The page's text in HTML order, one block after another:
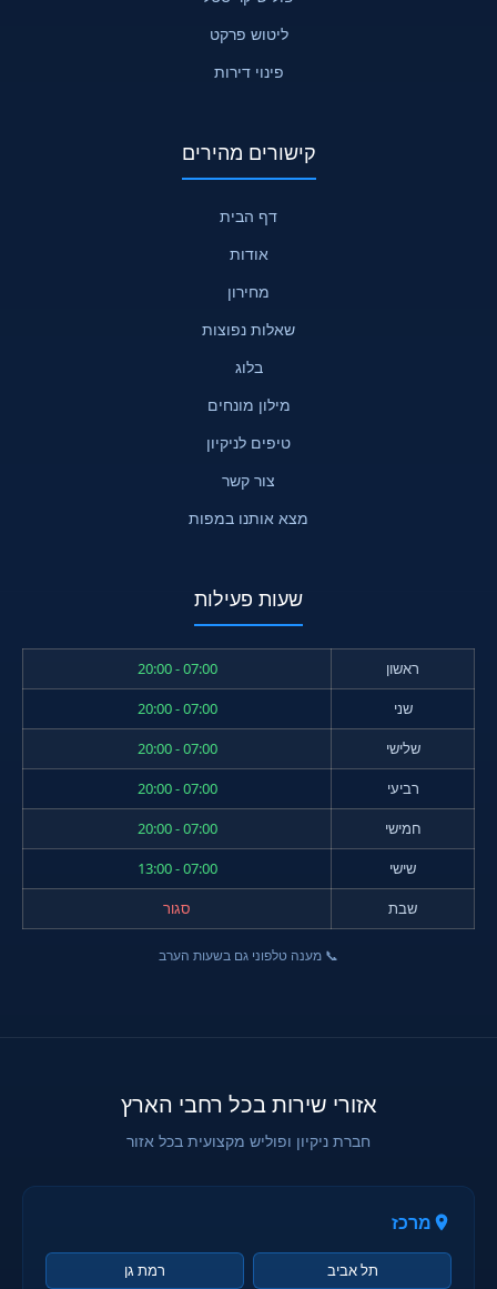
ליטוש פרקט
פינוי דירות
קישורים מהירים
דף הבית
אודות
מחירון
שאלות נפוצות
בלוג
מילון מונחים
טיפים לניקיון
צור קשר
מצא אותנו במפות
שעות פעילות
ראשון
07:00 - 20:00
שני
07:00 - 20:00
שלישי
07:00 - 20:00
רביעי
07:00 - 20:00
חמישי
07:00 - 20:00
שישי
07:00 - 13:00
שבת
סגור
📞 מענה טלפוני גם בשעות הערב
אזורי שירות בכל רחבי הארץ
חברת ניקיון ופוליש מקצועית בכל אזור
מרכז
תל אביב רמת גן